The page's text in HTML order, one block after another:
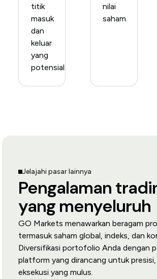
titik
masuk
dan
keluar
yang
potensial.
nilai
saham.
Jelajahi pasar lainnya
Pengalaman
yang menyeluruh
GO Markets menawarkan beragam
termasuk saham global, indeks, dan
Diversifikasi portofolio Anda dengan
platform yang dirancang untuk
eksekusi yang mulus.